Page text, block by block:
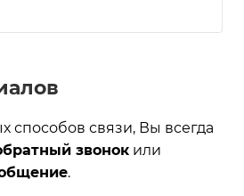
способов связи, Вы всегда
звонок или
.